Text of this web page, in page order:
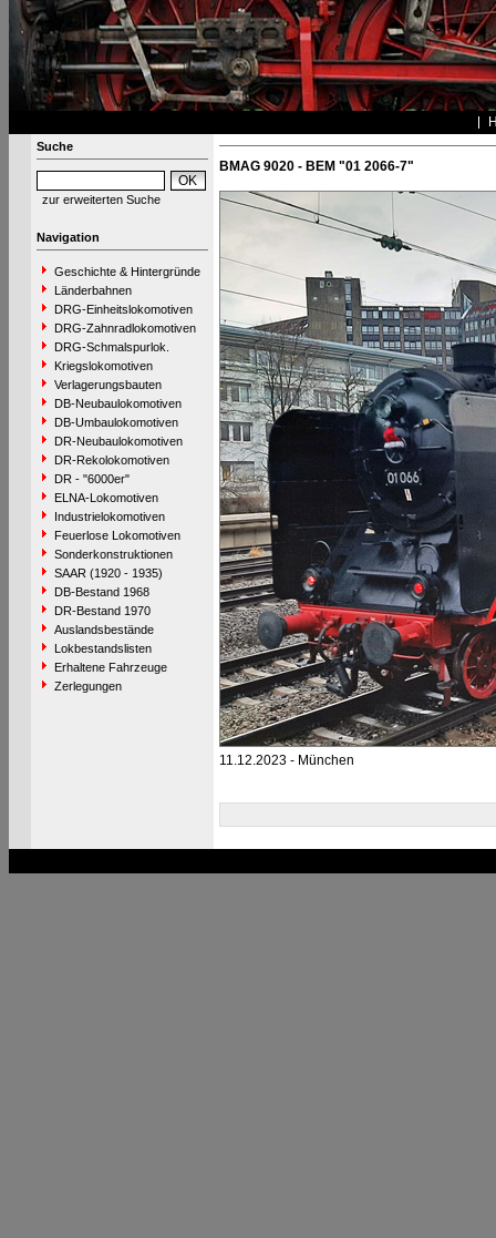
Suche
zur erweiterten Suche
Navigation
Geschichte & Hintergründe
Länderbahnen
DRG-Einheitslokomotiven
DRG-Zahnradlokomotiven
DRG-Schmalspurlok.
Kriegslokomotiven
Verlagerungsbauten
DB-Neubaulokomotiven
DB-Umbaulokomotiven
DR-Neubaulokomotiven
DR-Rekolokomotiven
DR - "6000er"
ELNA-Lokomotiven
Industrielokomotiven
Feuerlose Lokomotiven
Sonderkonstruktionen
SAAR (1920 - 1935)
DB-Bestand 1968
DR-Bestand 1970
Auslandsbestände
Lokbestandslisten
Erhaltene Fahrzeuge
Zerlegungen
BMAG 9020 - BEM "01 2066-7"
11.12.2023 - München